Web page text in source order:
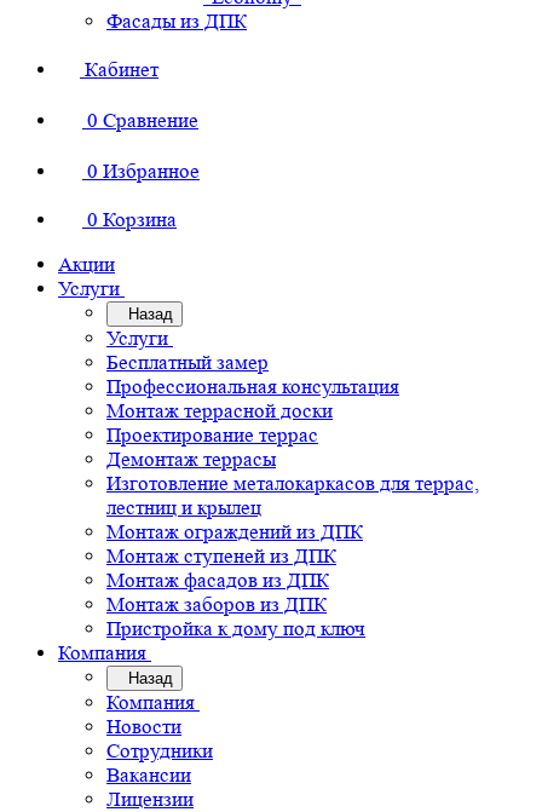
Фасады из ДПК
Кабинет
0 Сравнение
0 Избранное
0 Корзина
Акции
Услуги
Назад
Услуги
Бесплатный замер
Профессиональная консультация
Монтаж террасной доски
Проектирование террас
Демонтаж террасы
Изготовление металокаркасов для террас,
лестниц и крылец
Монтаж ограждений из ДПК
Монтаж ступеней из ДПК
Монтаж фасадов из ДПК
Монтаж заборов из ДПК
Пристройка к дому под ключ
Компания
Назад
Компания
Новости
Сотрудники
Вакансии
Лицензии